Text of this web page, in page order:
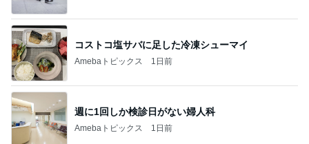
コストコ塩サバに足した冷凍シューマイ
Amebaトピックス 1日前
週に1回しか検診日がない婦人科
Amebaトピックス 1日前